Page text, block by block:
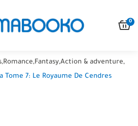
0
,Romance,Fantasy,Action & adventure,
Tome 7: Le Royaume De Cendres